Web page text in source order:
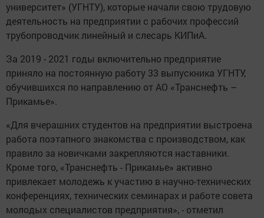
университет» (УГНТУ), которые начали свою трудовую
деятельность на предприятии с рабочих профессий
трубопроводчик линейный и слесарь КИПиА.
За 2019 - 2021 годы включительно предприятие
приняло на постоянную работу 33 выпускника УГНТУ,
обучившихся по направлению от АО «Транснефть –
Прикамье».
«Для вчерашних студентов на предприятии выстроена
работа поэтапного знакомства с производством, как
правило за новичками закрепляются наставники.
Кроме того, «Транснефть - Прикамье» активно
привлекает молодежь к участию в научно-технических
конференциях, технических семинарах и работе совета
молодых специалистов предприятия», - отметил